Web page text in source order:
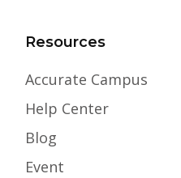
Resources
Accurate Campus
Help Center
Blog
Event